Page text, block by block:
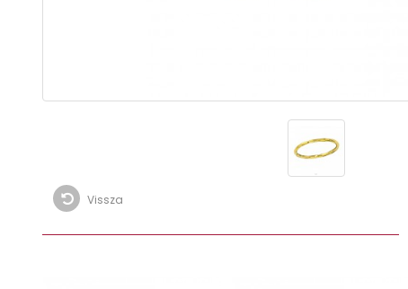
Vissza